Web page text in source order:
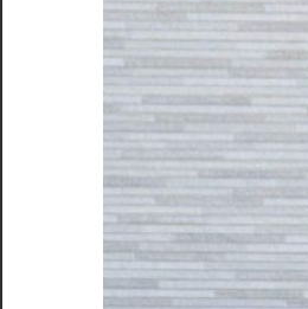
カ
ギ
を
丁
寧
に
伝
授
し